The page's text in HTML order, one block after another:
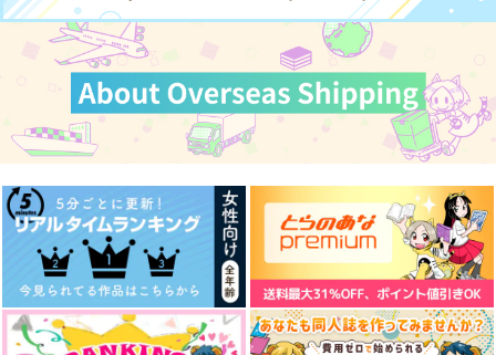
787円（税込）
ギルガメッシュ
サンプル
作品詳細
1,760円（税込）
サンプル
作品詳細
1,540円（税込）
キリシュタリア・ヴォー
ダイム
サンプル
作品詳細
カート カート カート
LEVA LOG1
LEVA